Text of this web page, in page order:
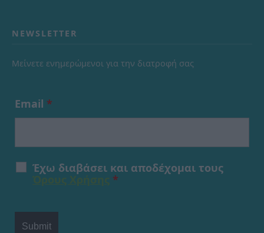
NEWSLETTER
Μείνετε ενημερώμενοι για την διατροφή σας
Email *
Έχω διαβάσει και αποδέχομαι τους
*